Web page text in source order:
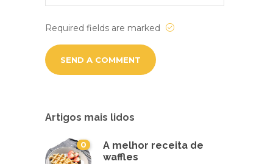
Required fields are marked
Artigos mais lidos
0
A melhor receita de
waffles